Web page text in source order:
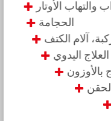
والتهاب الأوتار
الحجامة
آلام الكتف
العلاج اليدوي
العلاج بالأوزون
العلاج بالحقن